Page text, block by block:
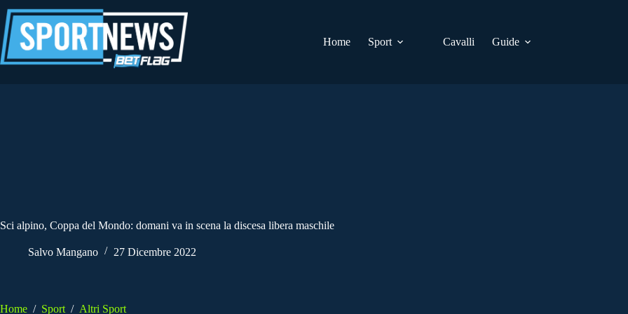
al
contenuto
Home
Sport Cavalli Guide
Sci alpino, Coppa del Mondo: domani va in scena la discesa libera maschile
Salvo Mangano 27 Dicembre 2022
Home / Sport / Altri Sport